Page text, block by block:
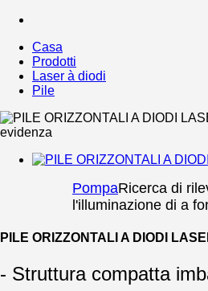
Casa
Prodotti
Laser à diodi
Pile
PompaRicerca di
l'illuminazione di a
PILE ORIZZONTALI A DIODI
- Struttura compatta